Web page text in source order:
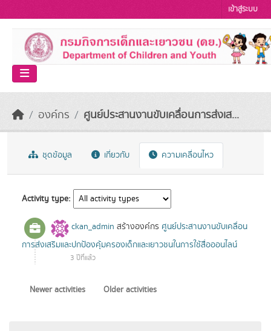
เข้าสู่ระบบ
องค์กร ศูนย์ประสานงานขับเคลื่อนการส่งเส...
ชุดข้อมูล เกี่ยวกับ ความเคลื่อนไหว
Activity type
ckan_admin สร้างองค์กร ศูนย์ประสานงานขับเคลื่อน
การส่งเสริมและปกป้องคุ้มครองเด็กและเยาวชนในการใช้สื่อออนไลน์
3 ปีที่แล้ว
Newer activities Older activities